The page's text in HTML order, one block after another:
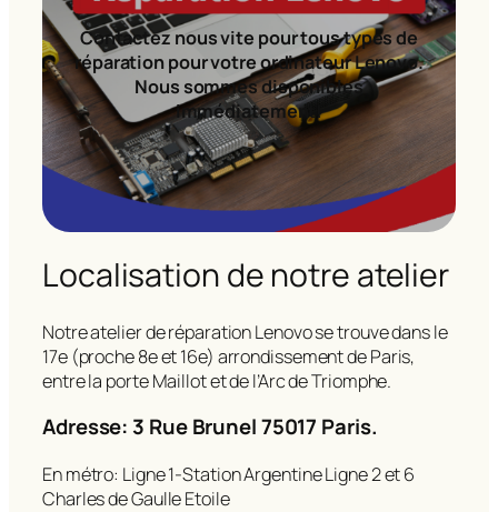
Contactez nous vite pour tous types de
réparation pour votre ordinateur Lenovo.
Nous sommes disponibles
immédiatement!
Localisation de notre atelier
Notre atelier de réparation Lenovo se trouve dans le
17e (proche 8e et 16e) arrondissement de Paris,
entre la porte Maillot et de l’Arc de Triomphe.
Adresse: 3 Rue Brunel 75017 Paris.
En métro: Ligne 1-Station Argentine Ligne 2 et 6
Charles de Gaulle Etoile